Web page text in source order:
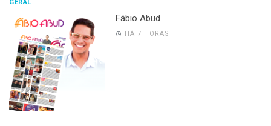
GERAL
Fábio Abud
HÁ 7 HORAS